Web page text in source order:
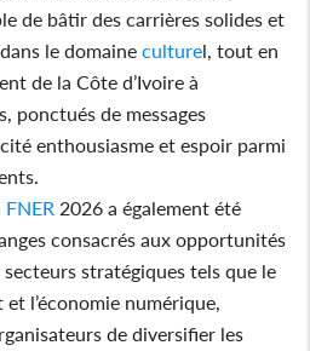
de bâtir des carrières solides et
le domaineculturel, tout en
de la Côte d’Ivoire à
ponctués de messages
enthousiasme et espoir parmi
FNER 2026 a également été
consacrés aux opportunités
stratégiques tels que le
l’économie numérique,
de diversifier les